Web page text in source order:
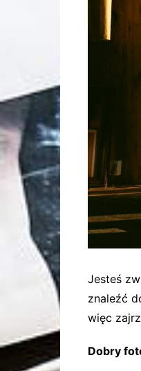
Jesteś
znaleźć
więc
Dobry